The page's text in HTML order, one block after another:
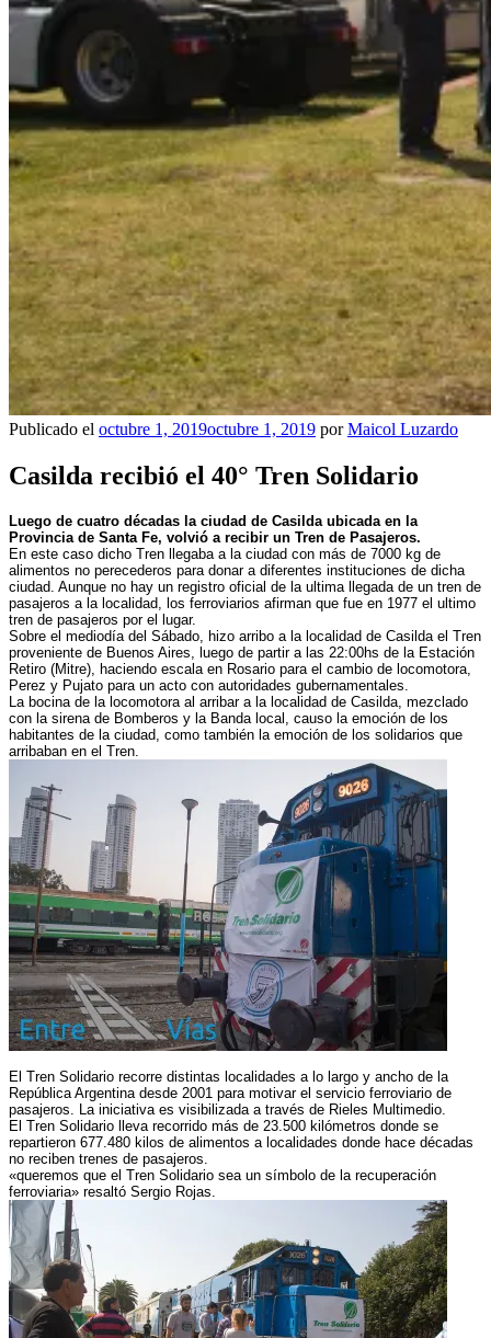
Publicado el octubre 1, 2019octubre 1, 2019 porMaicol Luzardo
Casilda recibió el 40° Tren Solidario
Luego de cuatro décadas la ciudad de Casilda ubicada en la
Provincia de Santa Fe, volvió a recibir un Tren de Pasajeros.
En este caso dicho Tren llegaba a la ciudad con más de 7000 kg de
alimentos no perecederos para donar a diferentes instituciones de dicha
ciudad. Aunque no hay un registro oficial de la ultima llegada de un tren de
pasajeros a la localidad, los ferroviarios afirman que fue en 1977 el ultimo
tren de pasajeros por el lugar.
Sobre el mediodía del Sábado, hizo arribo a la localidad de Casilda el Tren
proveniente de Buenos Aires, luego de partir a las 22:00hs de la Estación
Retiro (Mitre), haciendo escala en Rosario para el cambio de locomotora,
Perez y Pujato para un acto con autoridades gubernamentales.
La bocina de la locomotora al arribar a la localidad de Casilda, mezclado
con la sirena de Bomberos y la Banda local, causo la emoción de los
habitantes de la ciudad, como también la emoción de los solidarios que
arribaban en el Tren.
El Tren Solidario recorre distintas localidades a lo largo y ancho de la
República Argentina desde 2001 para motivar el servicio ferroviario de
pasajeros. La iniciativa es visibilizada a través de Rieles Multimedio.
El Tren Solidario lleva recorrido más de 23.500 kilómetros donde se
repartieron 677.480 kilos de alimentos a localidades donde hace décadas
no reciben trenes de pasajeros.
«queremos que el Tren Solidario sea un símbolo de la recuperación
ferroviaria» resaltó Sergio Rojas.